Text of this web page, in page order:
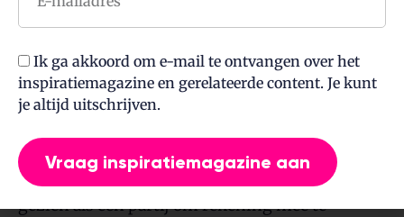
Het resultaat
Afbouwborg heeft een identiteit die staat als
een huis. Net als hun dienstverlening. Het
resultaat? Vrijwel direct werd Afbouwborg
gezien als een partij om rekening mee te
Ik ga akkoord om e-mail te ontvangen over het
inspiratiemagazine en gerelateerde content. Je kunt
je altijd uitschrijven.
Vraag inspiratiemagazine aan